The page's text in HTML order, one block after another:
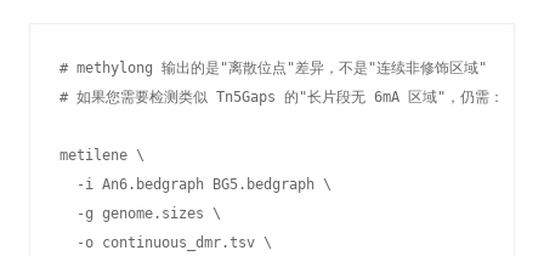
# methylong 输出的是"离散位点"差异，不是"连续非修饰区域"
# 如果您需要检测类似 Tn5Gaps 的"长片段无 6mA 区域"，仍需：
metilene \
  -i An6.bedgraph BG5.bedgraph \
  -g genome.sizes \
  -o continuous_dmr.tsv \